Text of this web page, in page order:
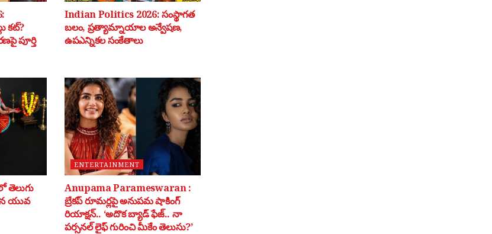
కట్?
పూర్తి
Indian Politics 2026: సంస్థాగత
బలం, ప్రత్యామ్నాయాల అన్వేషణ,
ఉపఎన్నికల సంకేతాలు
యువ
ENTERTAINMENT
Anupama Parameswaran :
బ్రేకప్ రూమర్లపై అనుపమ షాకింగ్
రియాక్షన్.. ‘అదొక బ్యాడ్ ఫేజ్.. నా
పర్సనల్ లైఫ్ గురించి మీకేం తెలుసు?’